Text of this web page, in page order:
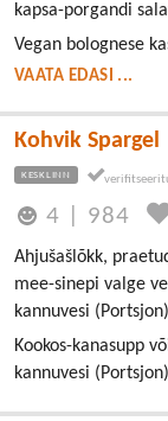
kapsa-porgandi
Vegan bolognese
VAATA EDASI ...
Kohvik Spargel
KESKLINN
4 984
Ahjušašlõkk,
mee-sinepi valge
kannuvesi
Kookos-kanasupp
kannuvesi